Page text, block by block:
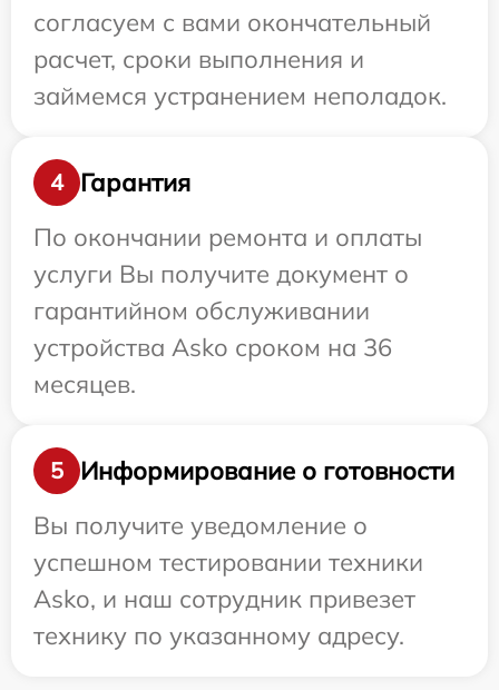
согласуем с вами окончательный
расчет, сроки выполнения и
займемся устранением неполадок.
4
Гарантия
По окончании ремонта и оплаты
услуги Вы получите документ о
гарантийном обслуживании
устройства Asko сроком на 36
месяцев.
5
Информирование о готовности
Вы получите уведомление о
успешном тестировании техники
Asko, и наш сотрудник привезет
технику по указанному адресу.